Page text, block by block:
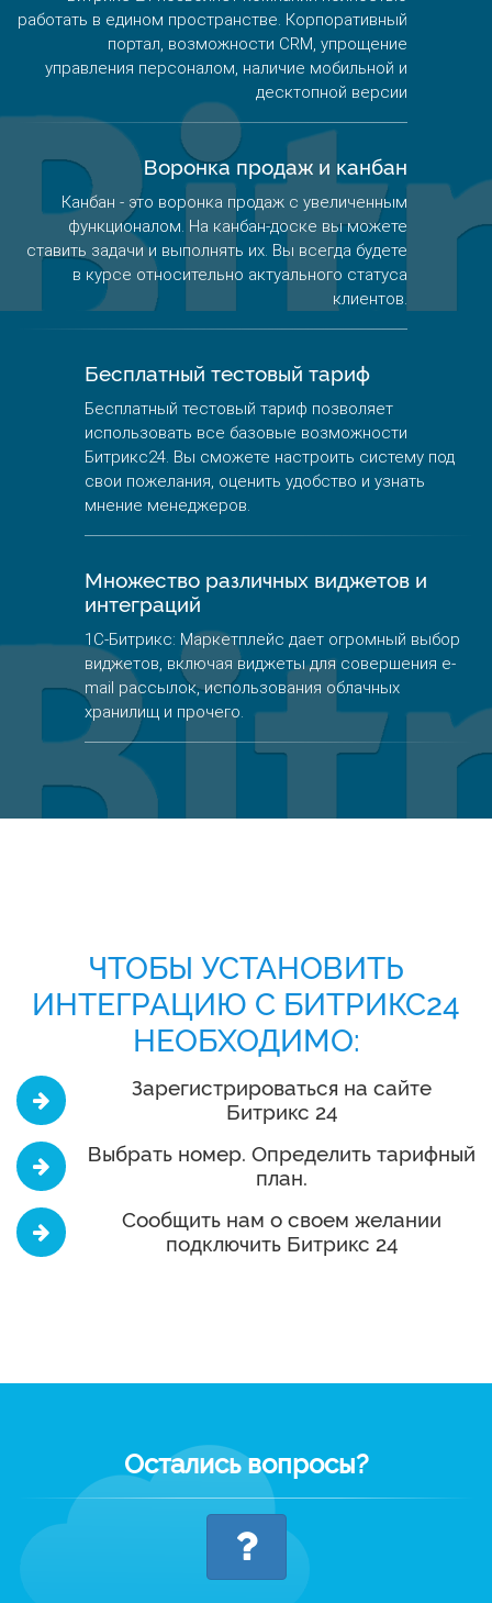
работать в едином пространстве. Корпоративный
портал, возможности CRM, упрощение
управления персоналом, наличие мобильной и
десктопной версии
Воронка продаж и канбан
Канбан - это воронка продаж с увеличенным
функционалом. На канбан-доске вы можете
ставить задачи и выполнять их. Вы всегда будете
в курсе относительно актуального статуса
клиентов.
Бесплатный тестовый тариф
Бесплатный тестовый тариф позволяет
использовать все базовые возможности
Битрикс24. Вы сможете настроить систему под
свои пожелания, оценить удобство и узнать
мнение менеджеров.
Множество различных виджетов и
интеграций
1С-Битрикс: Маркетплейс дает огромный выбор
виджетов, включая виджеты для совершения e-
mail рассылок, использования облачных
хранилищ и прочего.
ЧТОБЫ УСТАНОВИТЬ
ИНТЕГРАЦИЮ С БИТРИКС24
НЕОБХОДИМО:
Зарегистрироваться на сайте
Битрикс 24
Выбрать номер. Определить тарифный
план.
Сообщить нам о своем желании
подключить Битрикс 24
Остались вопросы?